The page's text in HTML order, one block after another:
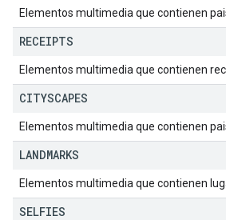
Elementos multimedia que contienen
RECEIPTS
Elementos multimedia que contienen
CITYSCAPES
Elementos multimedia que contienen
LANDMARKS
Elementos multimedia que contienen
SELFIES